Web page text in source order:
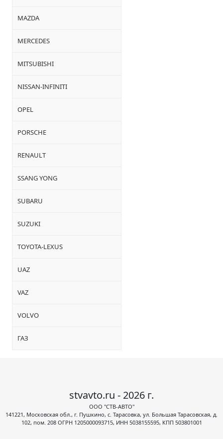
MAZDA
MERCEDES
MITSUBISHI
NISSAN-INFINITI
OPEL
PORSCHE
RENAULT
SSANG YONG
SUBARU
SUZUKI
TOYOTA-LEXUS
UAZ
VAZ
VOLVO
ГАЗ
stvavto.ru - 2026 г.
ООО "СТВ-АВТО"
141221, Московская обл., г. Пушкино, с. Тарасовка, ул. Большая Тарасовская, д.
102, пом. 208 ОГРН 1205000093715, ИНН 5038155595, КПП 503801001